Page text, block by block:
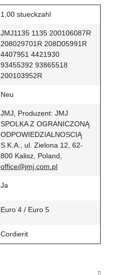
1,00 stueckzahl
JMJ1135 1135 200106087R
208029701R 208D05991R
4407951 4421930
93455392 93865518
200103952R
Neu
JMJ, Produzent: JMJ
SPOLKA Z OGRANICZONĄ
ODPOWIEDZIALNOSCIĄ
S.K.A., ul. Zielona 12, 62-
800 Kalisz, Poland,
office@jmj.com.pl
Ja
Euro 4 / Euro 5
Cordierit